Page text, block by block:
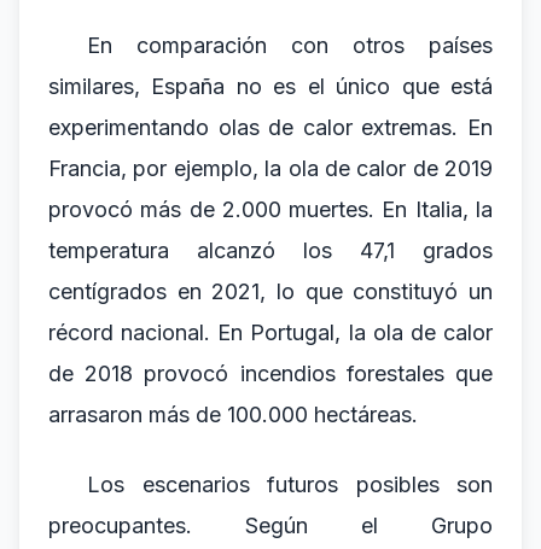
En comparación con otros países
similares, España no es el único que está
experimentando olas de calor extremas. En
Francia, por ejemplo, la ola de calor de 2019
provocó más de 2.000 muertes. En Italia, la
temperatura alcanzó los 47,1 grados
centígrados en 2021, lo que constituyó un
récord nacional. En Portugal, la ola de calor
de 2018 provocó incendios forestales que
arrasaron más de 100.000 hectáreas.
Los escenarios futuros posibles son
preocupantes. Según el Grupo